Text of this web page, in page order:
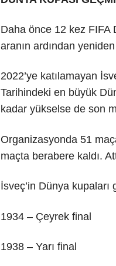
Daha önce 12 kez FIFA
aranın ardından
2022’ye katılamayan
Tarihindeki en büyük
kadar yükselse de son
Organizasyonda 51
maçta berabere kaldı.
İsveç’in Dünya kupaları
1934 – Çeyrek final
1938 – Yarı final